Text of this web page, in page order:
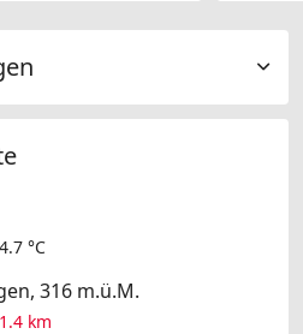
°C
316 m.ü.M.
km